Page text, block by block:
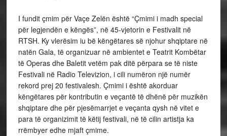
I fundit çmim për Vaçe Zelën është “Çmimi i madh special
për legjendën e këngës”, në 45-vjetorin e Festivalit në
RTSH. Ky vlerësim iu bë këngëtares së njohur shqiptare në
natën Gala, të organizuar në ambientet e Teatrit Kombëtar
të Operas dhe Baletit vetëm pak ditë përpara se të niste
Festivali në Radio Televizion, i cili numëron një numër
rekord prej 20 festivalesh. Çmimi i është akorduar
këngëtares për kontributin e veçantë të dhënë për muzikën
shqiptare dhe për pjesëmarrjet e veçanta qysh në vitet e
para të organizimit të këtij festivali, në të cilin artistja ka
rrëmbyer edhe mjaft çmime.